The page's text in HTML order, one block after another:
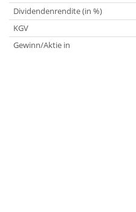
Dividendenrendite (in %)
KGV
Gewinn/Aktie in